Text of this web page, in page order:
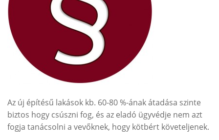
Az új építésű lakások kb. 60-80 %-ának átadása szinte
biztos hogy csúszni fog, és az eladó ügyvédje nem azt
fogja tanácsolni a vevőknek, hogy kötbért követeljenek.